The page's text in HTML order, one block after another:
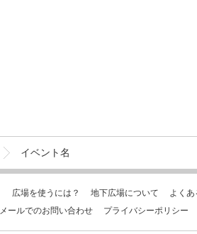
イベント名
広場を使うには？ 地下広場について
よく
メールでのお問い合わせ プライバシーポリシー